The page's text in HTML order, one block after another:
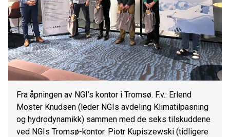
Fra åpningen av NGI’s kontor i Tromsø. F.v.: Erlend
Moster Knudsen (leder NGIs avdeling Klimatilpasning
og hydrodynamikk) sammen med de seks tilskuddene
ved NGIs Tromsø-kontor. Piotr Kupiszewski (tidligere